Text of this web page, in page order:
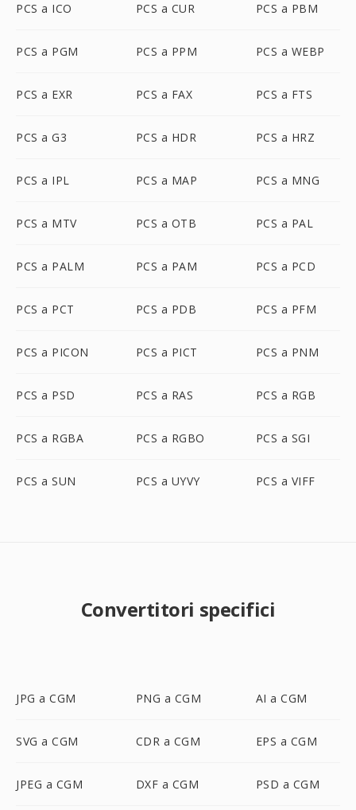
PCS a ICO PCS a CUR PCS a PBM
PCS a PGM PCS a PPM PCS a WEBP
PCS a EXR PCS a FAX PCS a FTS
PCS a G3 PCS a HDR PCS a HRZ
PCS a IPL PCS a MAP PCS a MNG
PCS a MTV PCS a OTB PCS a PAL
PCS a PALM PCS a PAM PCS a PCD
PCS a PCT PCS a PDB PCS a PFM
PCS a PICON PCS a PICT PCS a PNM
PCS a PSD PCS a RAS PCS a RGB
PCS a RGBA PCS a RGBO PCS a SGI
PCS a SUN PCS a UYVY PCS a VIFF
Convertitori specifici
JPG a CGM PNG a CGM AI a CGM
SVG a CGM CDR a CGM EPS a CGM
JPEG a CGM DXF a CGM PSD a CGM